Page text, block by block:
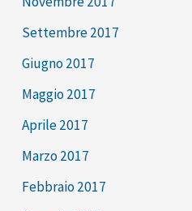
Settembre 2017
Giugno 2017
Maggio 2017
Aprile 2017
Marzo 2017
Febbraio 2017